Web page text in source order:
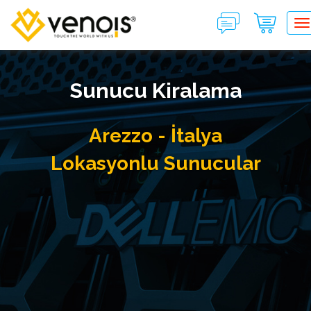
Sunucu Kiralama
Arezzo - İtalya
Lokasyonlu Sunucular